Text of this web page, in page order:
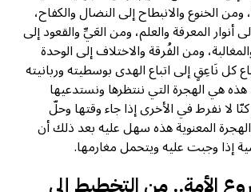
ومن الخنوع والانبطاح إلى النضال والكفاح،
أنوار المعرفة والعلم، ومن العَيِّ والقعود إلى
ومن الفُرقة والاختلاف إلى الوحدة
كل نَاعِقٍ إلى اتباع الهدى بوسطيته وربانيته
هي الهجرة التي ننتظرها ونستدعيها
لا نفرط في الأخرى إذا جاء وقتها وحلّ
المعنوية هذه سهل عليه بعد ذلك أن
إذا وجبت عليه ويتحمل مغارمها.
الأمة.. من التخطيط إلى